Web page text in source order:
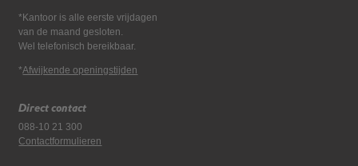
*Kantoor is alle eerste vrijdagen
van de maand gesloten.
Wel telefonisch bereikbaar.
*Afwijkende openingstijden
Direct contact
088-10 21 300
Contactformulieren